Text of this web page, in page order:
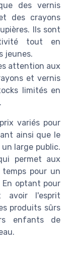
des vernis
des crayons
Ils sont
tout en
jeunes.
attention aux
et vernis
limités en
variés pour
ainsi que le
large public.
permet aux
pour un
optant pour
avoir l'esprit
produits sûrs
enfants de